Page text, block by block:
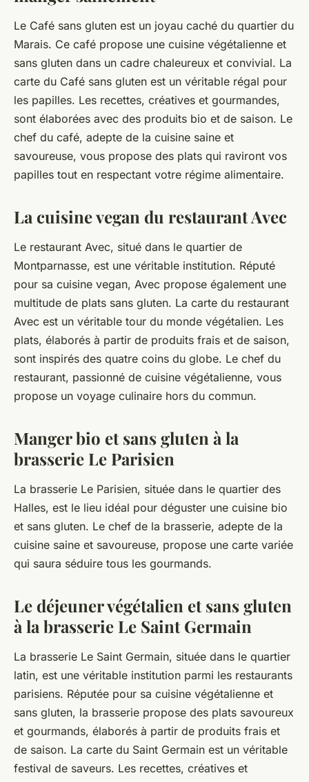
Le Café sans gluten est un joyau caché du quartier du
Marais. Ce café propose une cuisine végétalienne et
sans gluten dans un cadre chaleureux et convivial. La
carte du Café sans gluten est un véritable régal pour
les papilles. Les recettes, créatives et gourmandes,
sont élaborées avec des produits bio et de saison. Le
chef du café, adepte de la cuisine saine et
savoureuse, vous propose des plats qui raviront vos
papilles tout en respectant votre régime alimentaire.
La cuisine vegan du restaurant Avec
Le restaurant Avec, situé dans le quartier de
Montparnasse, est une véritable institution. Réputé
pour sa cuisine vegan, Avec propose également une
multitude de plats sans gluten. La carte du restaurant
Avec est un véritable tour du monde végétalien. Les
plats, élaborés à partir de produits frais et de saison,
sont inspirés des quatre coins du globe. Le chef du
restaurant, passionné de cuisine végétalienne, vous
propose un voyage culinaire hors du commun.
Manger bio et sans gluten à la
brasserie Le Parisien
La brasserie Le Parisien, située dans le quartier des
Halles, est le lieu idéal pour déguster une cuisine bio
et sans gluten. Le chef de la brasserie, adepte de la
cuisine saine et savoureuse, propose une carte variée
qui saura séduire tous les gourmands.
Le déjeuner végétalien et sans gluten
à la brasserie Le Saint Germain
La brasserie Le Saint Germain, située dans le quartier
latin, est une véritable institution parmi les restaurants
parisiens. Réputée pour sa cuisine végétalienne et
sans gluten, la brasserie propose des plats savoureux
et gourmands, élaborés à partir de produits frais et
de saison. La carte du Saint Germain est un véritable
festival de saveurs. Les recettes, créatives et